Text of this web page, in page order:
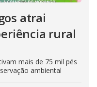
atrai
rural
mais de 75 mil pés
ambiental